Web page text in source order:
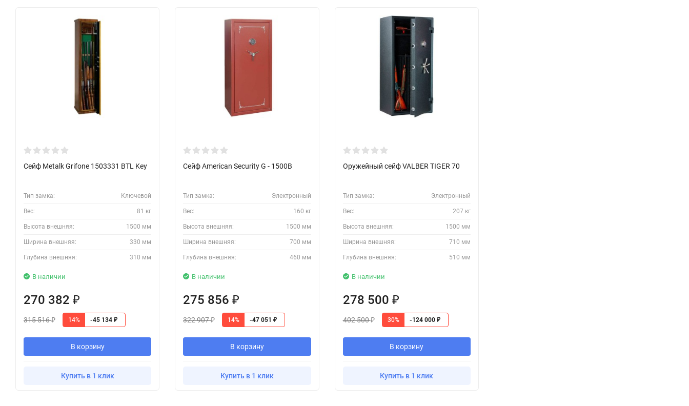
Сейф Metalk Grifone 1503331 BTL Key
Тип замка: Ключевой
Вес: 81 кг
Высота внешняя: 1500 мм
Ширина внешняя: 330 мм
Глубина внешняя: 310 мм
В наличии
270 382 ₽
315 516₽ 14% -45 134 ₽
В корзину
Купить в 1 клик
Сейф American Security G - 1500B
Тип замка: Электронный
Вес: 160 кг
Высота внешняя: 1500 мм
Ширина внешняя: 700 мм
Глубина внешняя: 460 мм
В наличии
275 856₽
322 907₽ 14% -47 051₽
В корзину
Купить в 1 клик
Оружейный сейф VALBER TIGER 70
Тип замка: Электронный
Вес: 207 кг
Высота внешняя: 1500 мм
Ширина внешняя: 710 мм
Глубина внешняя: 510 мм
В наличии
278 500 ₽
402 500₽ 30% -124 000 ₽
В корзину
Купить в 1 клик